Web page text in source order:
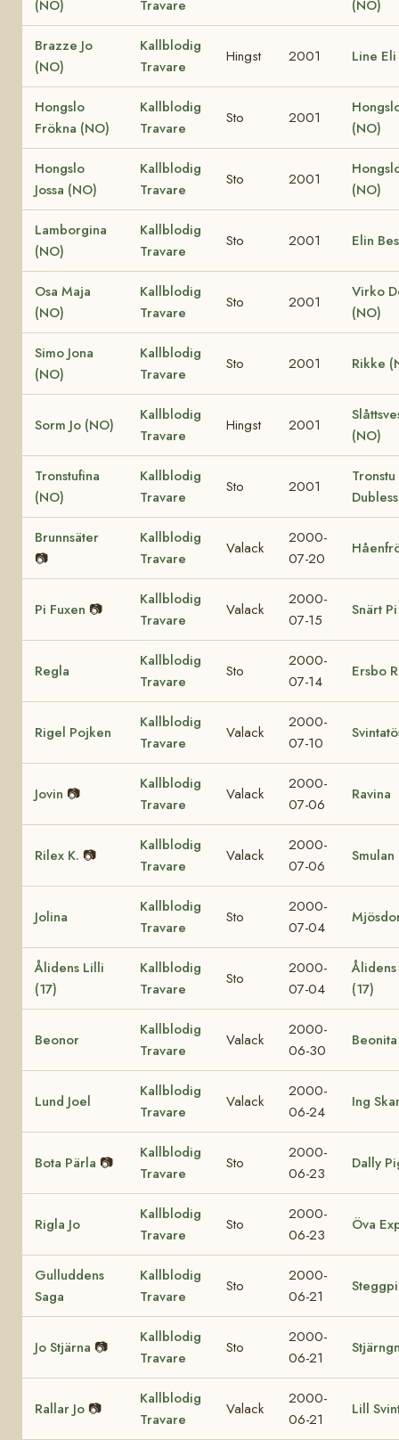
(NO) Travare (NO)
Brazze Jo
(NO)
Kallblodig
Travare
Hingst 2001 Line
Hongslo
Frökna (NO)
Kallblodig
Travare
Sto 2001
(NO)
Hongslo
Jossa (NO)
Kallblodig
Travare
Sto 2001
(NO)
Lamborgina
(NO)
Kallblodig
Travare
Sto 2001 Elin
Osa Maja
(NO)
Kallblodig
Travare
Sto 2001
Virko
(NO)
Simo Jona
(NO)
Kallblodig
Travare
Sto 2001 Rikke
Sorm Jo (NO)
Kallblodig
Travare
Hingst 2001
(NO)
Tronstufina
(NO)
Kallblodig
Travare
Sto 2001
Tronstu
Brunnsäter
📷
Kallblodig
Travare
Valack
2000-
07-20
Pi Fuxen 📷
Kallblodig
Travare
Valack
2000-
07-15
Snärt Pi
Regla
Kallblodig
Travare
Sto
2000-
07-14
Ersbo
Rigel Pojken
Kallblodig
Travare
Valack
2000-
07-10
Jovin 📷
Kallblodig
Travare
Valack
2000-
07-06
Ravina
Rilex K. 📷
Kallblodig
Travare
Valack
2000-
07-06
Smulan
Jolina
Kallblodig
Travare
Sto
2000-
07-04
Ålidens Lilli
(17)
Kallblodig
Travare
Sto
2000-
07-04
Ålidens
(17)
Beonor
Kallblodig
Travare
Valack
2000-
06-30
Beonita
Lund Joel
Kallblodig
Travare
Valack
2000-
06-24
Ing
Bota Pärla 📷
Kallblodig
Travare
Sto
2000-
06-23
Dally
Rigla Jo
Kallblodig
Travare
Sto
2000-
06-23
Öva
Gulluddens
Saga
Kallblodig
Travare
Sto
2000-
06-21
Jo Stjärna 📷
Kallblodig
Travare
Sto
2000-
06-21
Rallar Jo 📷
Kallblodig
Travare
Valack
2000-
06-21
Lill